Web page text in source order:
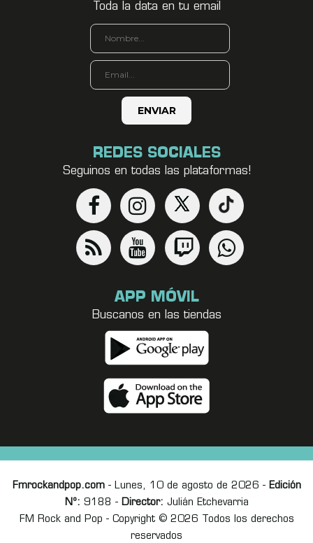
Toda la data en tu email
REDES SOCIALES
Seguinos en todas las plataformas!
APP MÓVIL
Buscanos en las tiendas
Fmrockandpop.com- Lunes, 10 de agosto de 2026 - Edición
Nº: 9188 - Director: Julián Etchevarria
FM Rock and Pop - Copyright © 2026 Todos los derechos
reservados